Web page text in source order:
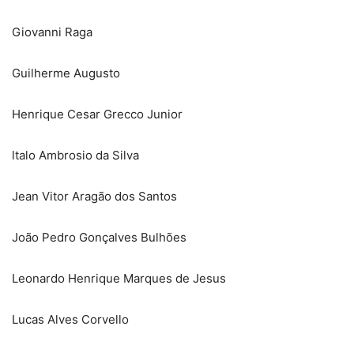
Giovanni Raga
Guilherme Augusto
Henrique Cesar Grecco Junior
ltalo Ambrosio da Silva
Jean Vitor Aragão dos Santos
João Pedro Gonçalves Bulhões
Leonardo Henrique Marques de Jesus
Lucas Alves Corvello